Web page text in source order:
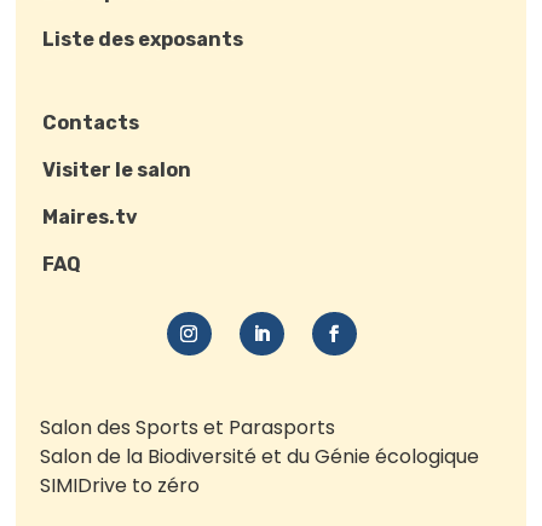
Liste des exposants
Contacts
Visiter le salon
Maires.tv
FAQ
Salon des Sports et Parasports
Salon de la Biodiversité et du Génie écologique
SIMIDrive to zéro